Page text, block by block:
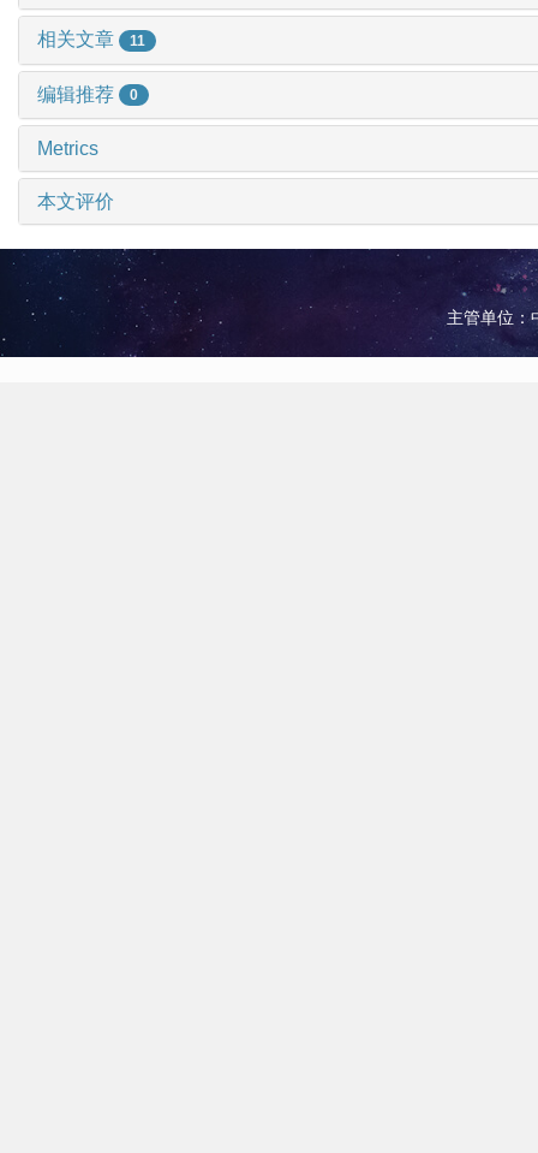
相关文章 11
编辑推荐 0
Metrics
本文评价
主管单位：